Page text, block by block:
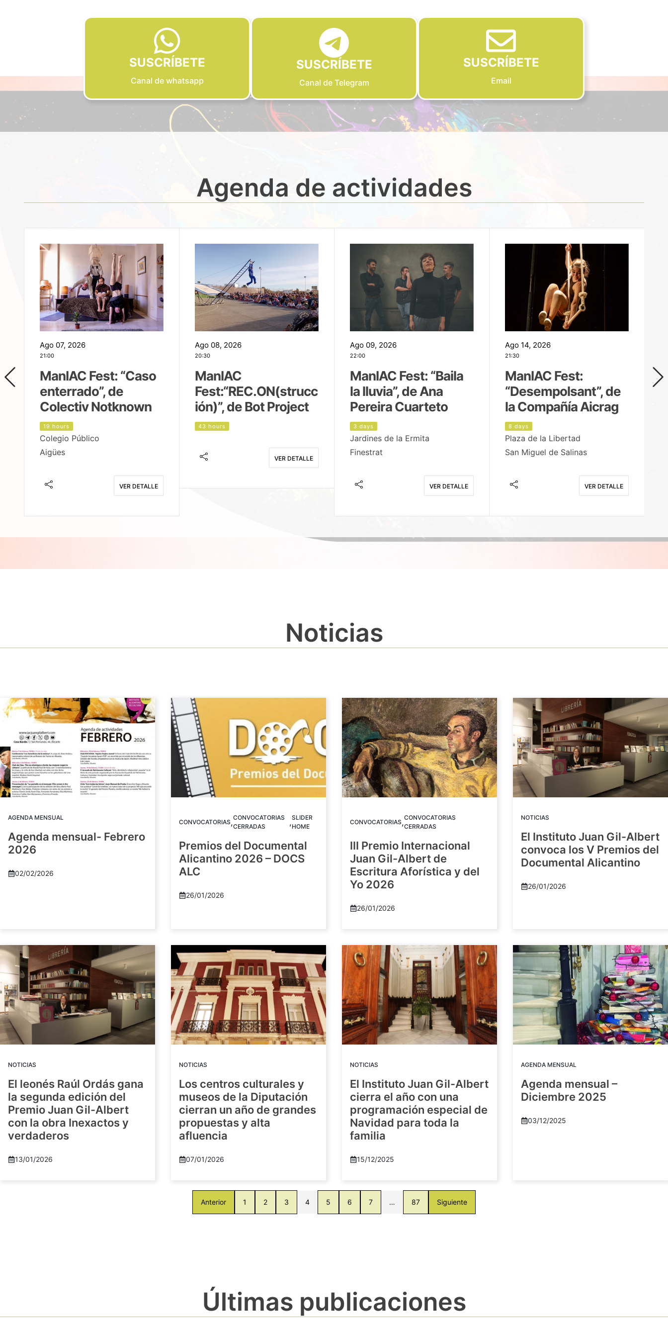
SUSCRÍBETE
Canal de whatsapp
SUSCRÍBETE
Canal de Telegram
SUSCRÍBETE
Email
Agenda de actividades
Ago 07, 2026
21:00
ManIAC Fest: “Caso
enterrado”, de
Colectiv Notknown
19 hours
Colegio Público
Aigües
VER DETALLE
Ago 08, 2026
20:30
ManIAC
Fest:“REC.ON(strucc
ión)”, de Bot Project
43 hours
VER DETALLE
Ago 09, 2026
22:00
ManIAC Fest: “Baila
la lluvia”, de Ana
Pereira Cuarteto
3 days
Jardines de la Ermita
Finestrat
VER DETALLE
Ago 14, 2026
21:30
ManIAC Fest:
“Desempolsant”, de
la Compañía Aicrag
8 days
Plaza de la Libertad
San Miguel de Salinas
VER DETALLE
Noticias
AGENDA MENSUAL
Agenda mensual- Febrero
2026
02/02/2026
CONVOCATORIAS,CONVOCATORIAS
CERRADAS
,SLIDER
HOME
Premios del Documental
Alicantino 2026 – DOCS
ALC
26/01/2026
CONVOCATORIAS,CONVOCATORIAS
CERRADAS
III Premio Internacional
Juan Gil-Albert de
Escritura Aforística y del
Yo 2026
26/01/2026
NOTICIAS
El Instituto Juan Gil-Albert
convoca los V Premios del
Documental Alicantino
26/01/2026
NOTICIAS
El leonés Raúl Ordás gana
la segunda edición del
Premio Juan Gil-Albert
con la obra Inexactos y
verdaderos
13/01/2026
NOTICIAS
Los centros culturales y
museos de la Diputación
cierran un año de grandes
propuestas y alta
afluencia
07/01/2026
NOTICIAS
El Instituto Juan Gil-Albert
cierra el año con una
programación especial de
Navidad para toda la
familia
15/12/2025
AGENDA MENSUAL
Agenda mensual –
Diciembre 2025
03/12/2025
Anterior 1 2 3 4 5 6 7 … 87 Siguiente
Últimas publicaciones